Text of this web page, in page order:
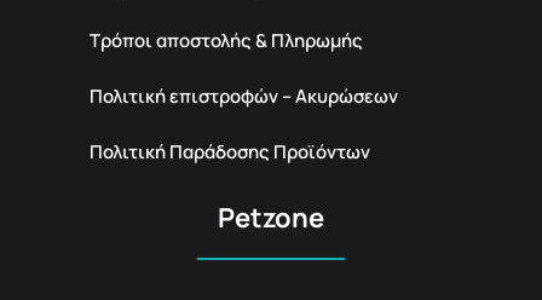
Τρόποι αποστολής & Πληρωμής
Πολιτική επιστροφών – Ακυρώσεων
Πολιτική Παράδοσης Προϊόντων
Petzone